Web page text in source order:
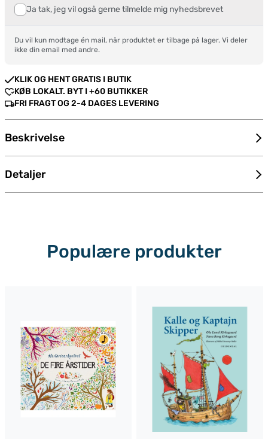
Ja tak, jeg vil også gerne tilmelde mig nyhedsbrevet
Du vil kun modtage én mail, når produktet er tilbage på lager. Vi deler
ikke din email med andre.
KLIK OG HENT GRATIS I BUTIK
KØB LOKALT. BYT I +60 BUTIKKER
FRI FRAGT OG 2-4 DAGES LEVERING
Beskrivelse
Detaljer
Populære produkter